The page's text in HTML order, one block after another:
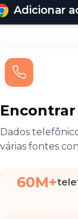
Adicionar
Dados
várias fontes
60M+